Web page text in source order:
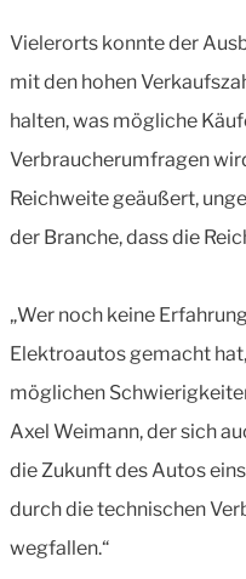
Vielerorts konnte der
mit den hohen
halten, was mögliche
Verbraucherumfragen
Reichweite geäußert,
der Branche, dass die
„Wer noch keine
Elektroautos gemacht
möglichen
Axel Weimann, der sich
die Zukunft des Autos
durch die technischen
wegfallen.“